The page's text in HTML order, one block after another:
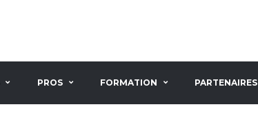
PROS FORMATION PARTENAIRES